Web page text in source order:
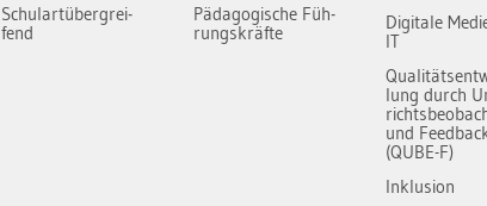
Schul­art­über­grei­
fend
Päd­ago­gi­sche Füh­
rungs­kräf­te
Di­gi­ta­le
IT
lung durch
und
(QUBE-F)
In­klu­si­on